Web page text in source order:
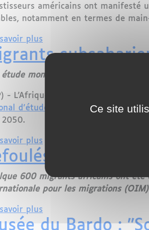
américains ont manifesté
notamment en termes de
plus
étude montre que les migrations
- L'Afrique subsaharienne est
d'études démographiques(Ined)
plus
d'Algérie,
600 migrants africains ont été
pour les migrations
plus
du Bardo :
Ce site